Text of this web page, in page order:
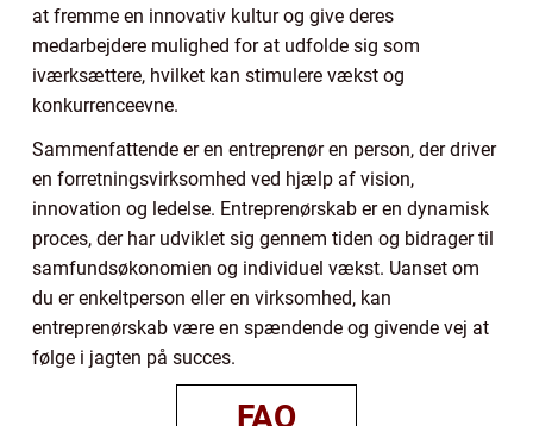
at fremme en innovativ kultur og give deres
medarbejdere mulighed for at udfolde sig som
iværksættere, hvilket kan stimulere vækst og
konkurrenceevne.
Sammenfattende er en entreprenør en person, der driver
en forretningsvirksomhed ved hjælp af vision,
innovation og ledelse. Entreprenørskab er en dynamisk
proces, der har udviklet sig gennem tiden og bidrager til
samfundsøkonomien og individuel vækst. Uanset om
du er enkeltperson eller en virksomhed, kan
entreprenørskab være en spændende og givende vej at
følge i jagten på succes.
FAQ